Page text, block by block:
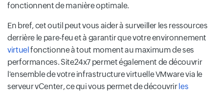
fonctionnent de manière optimale.
En bref, cet outil peut vous aider à surveiller les ressources
derrière le pare-feu et à garantir que votre environnement
virtuelfonctionne à tout moment au maximum de ses
performances. Site24x7 permet également de découvrir
l'ensemble de votre infrastructure virtuelle VMware via le
serveur vCenter, ce qui vous permet de découvrirles